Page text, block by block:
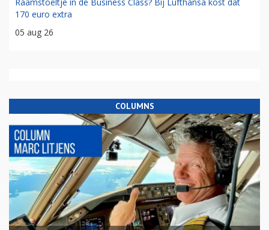
170 euro extra
05 aug 26
COLUMNS